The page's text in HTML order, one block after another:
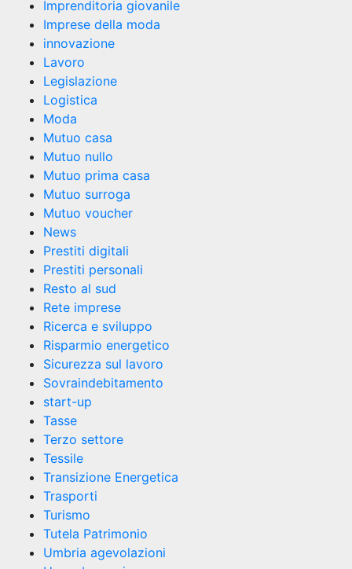
Imprenditoria giovanile
Imprese della moda
innovazione
Lavoro
Legislazione
Logistica
Moda
Mutuo casa
Mutuo nullo
Mutuo prima casa
Mutuo surroga
Mutuo voucher
News
Prestiti digitali
Prestiti personali
Resto al sud
Rete imprese
Ricerca e sviluppo
Risparmio energetico
Sicurezza sul lavoro
Sovraindebitamento
start-up
Tasse
Terzo settore
Tessile
Transizione Energetica
Trasporti
Turismo
Tutela Patrimonio
Umbria agevolazioni